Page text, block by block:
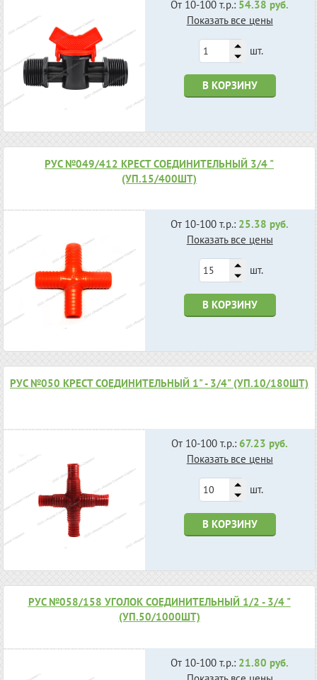
От 10-100 т.р.: 54.38 руб.
Показать все цены
шт.
В КОРЗИНУ
РУС №049/412 КРЕСТ СОЕДИНИТЕЛЬНЫЙ 3/4 "
(УП.15/400ШТ)
От 10-100 т.р.: 25.38 руб.
Показать все цены
шт.
В КОРЗИНУ
РУС №050 КРЕСТ СОЕДИНИТЕЛЬНЫЙ 1" - 3/4" (УП.10/180ШТ)
От 10-100 т.р.:67.23 руб.
Показать все цены
шт.
В КОРЗИНУ
РУС №058/158 УГОЛОК СОЕДИНИТЕЛЬНЫЙ 1/2 - 3/4 "
(УП.50/1000ШТ)
От 10-100 т.р.: 21.80 руб.